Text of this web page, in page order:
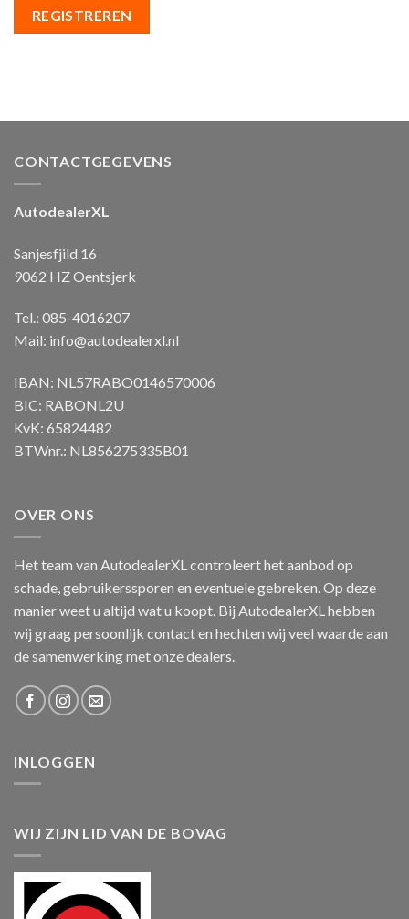
REGISTREREN
CONTACTGEGEVENS
AutodealerXL
Sanjesfjild 16
9062 HZ Oentsjerk
Tel.: 085-4016207
Mail: info@autodealerxl.nl
IBAN: NL57RABO0146570006
BIC: RABONL2U
KvK: 65824482
BTWnr.: NL856275335B01
OVER ONS
Het team van AutodealerXL controleert het aanbod op
schade, gebruikerssporen en eventuele gebreken. Op deze
manier weet u altijd wat u koopt. Bij AutodealerXL hebben
wij graag persoonlijk contact en hechten wij veel waarde aan
de samenwerking met onze dealers.
INLOGGEN
WIJ ZIJN LID VAN DE BOVAG